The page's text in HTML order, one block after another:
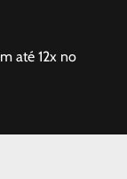
até 12x no